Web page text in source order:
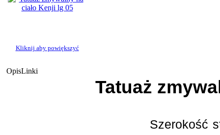
Kliknij aby powiększyć
OpisLinki
Tatuaż
Szerokość